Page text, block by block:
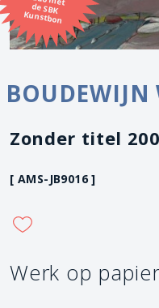
Kunstbon
BOUDEWIJN
Zonder titel
[ AMS-JB9016 ]
Werk op papier